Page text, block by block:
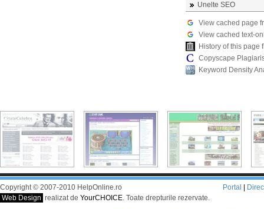
Unelte SEO
View cached page
View cached text-
History of this page
Copyscape
Keyword Density
Copyright © 2007-2010 HelpOnline.ro
Web Design realizat de YourCHOICE. Toate drepturile rezervate.
Portal